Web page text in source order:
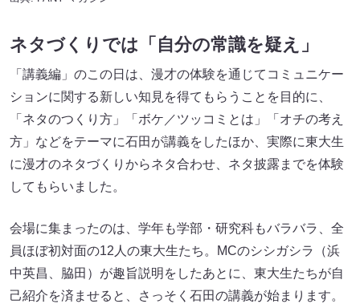
ネタづく り では「自分の常識を疑え」
「講義編」のこの日は、漫才の体験を通じてコミュニケー
ションに関する新しい知見を得てもらうことを目的に、
「ネタのつくり方」「ボケ／ツッコミとは」「オチの考え
方」などをテーマに石田が講義をしたほか、実際に東大生
に漫才のネタづくりからネタ合わせ、ネタ披露までを体験
してもらいました。
会場に集まったのは、学年も学部・研究科もバラバラ、全
員ほぼ初対面の12人の東大生たち。MCのシシガシラ（浜
中英昌、脇田）が趣旨説明をしたあとに、東大生たちが自
己紹介を済ませると、さっそく石田の講義が始まります。